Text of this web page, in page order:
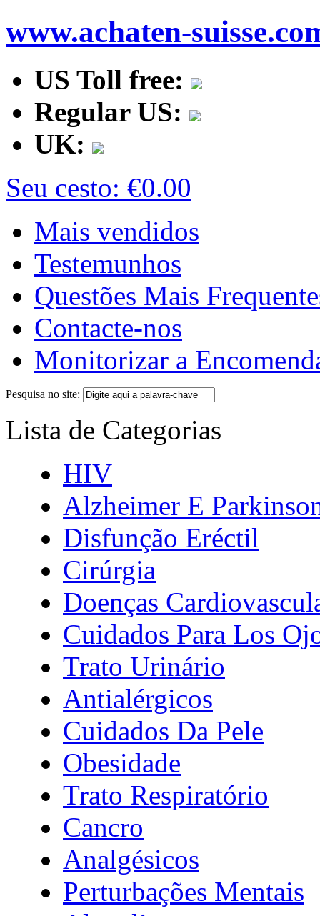
www.achaten-
US Toll free:
Regular US:
UK:
Seu cesto: €0.00
Mais vendidos
Testemunhos
Questões Mais
Contacte-nos
Monitorizar a
Pesquisa no site:
Lista de Categorias
HIV
Alzheimer E
Disfunção Eréctil
Cirúrgia
Doenças
Cuidados Para Los
Trato Urinário
Antialérgicos
Cuidados Da Pele
Obesidade
Trato Respiratório
Cancro
Analgésicos
Perturbações Mentais